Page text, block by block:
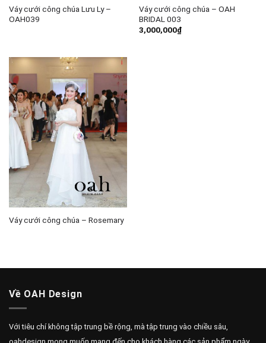
Váy cưới công chúa Lưu Ly –
OAH039
Váy cưới công chúa – OAH
BRIDAL 003
3,000,000₫
Váy cưới công chúa – Rosemary
Về OAH Design
Với tiêu chí không tập trung bề rộng, mà tập trung vào chiều sâu,